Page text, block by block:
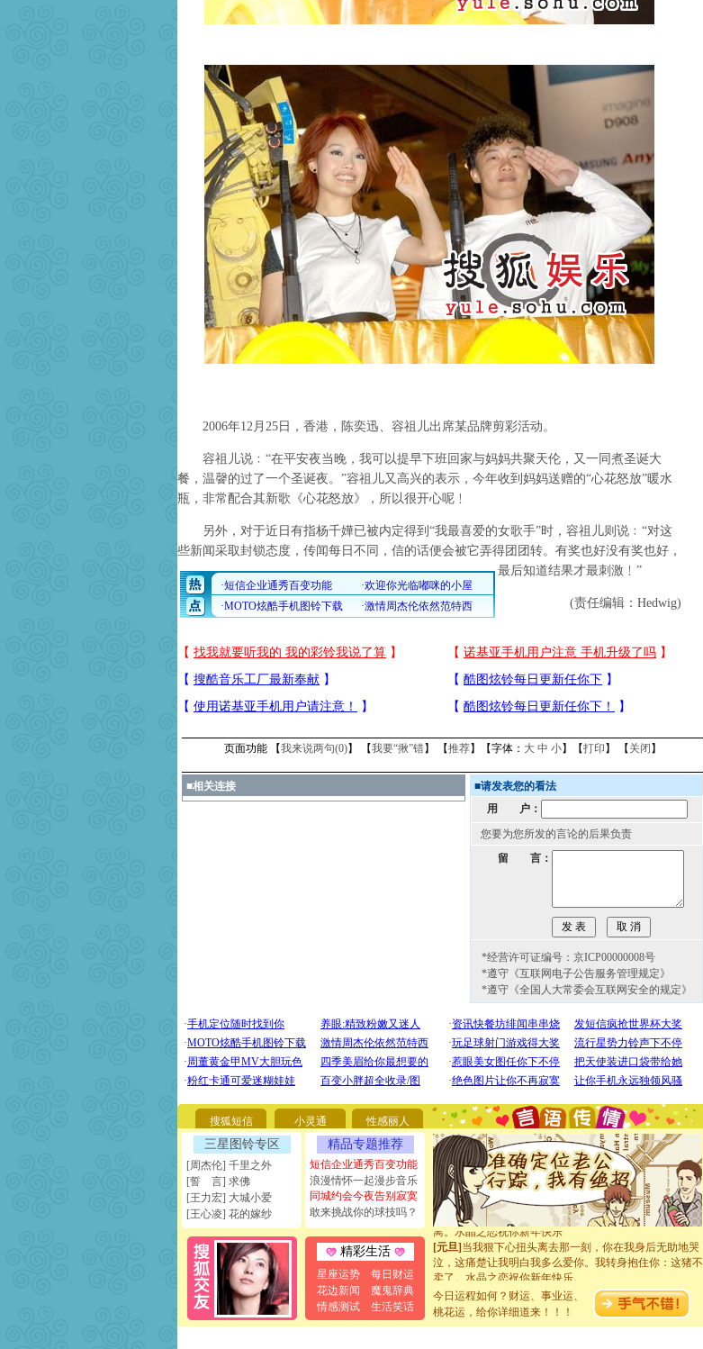
2006年12月25日，香港，陈奕迅、容祖儿出席某品牌剪彩活动。
容祖儿说﹕“在平安夜当晚，我可以提早下班回家与妈妈共聚天伦，又一同煮圣诞大
餐，温韾的过了一个圣诞夜。”容祖儿又高兴的表示，今年收到妈妈送赠的“心花怒放”暖水
瓶，非常配合其新歌《心花怒放》，所以很开心呢﹗
另外，对于近日有指杨千嬅已被内定得到“我最喜爱的女歌手”时，容祖儿则说﹕“对这
些新闻采取封锁态度，传闻每日不同，信的话便会被它弄得团团转。 有奖也好没有奖也好，
最后知道结果才最刺激﹗”
(责任编辑：Hedwig)
页面功能 【我来说两句(0)】 【我要“揪”错】 【推荐】【字体： 大 中 小】【打印 】 【 关闭 】
■相关连接 ■请发表您的看法
用 户：
您要为您所发的言论的后果负责
留 言：
*经营许可证编号：京ICP00000008号
*遵守《互联网电子公告服务管理规定》
*遵守《全国人大常委会互联网安全的规定》
搜狐短信 小灵通 性感丽人
三星图铃专区
[周杰伦] 千里之外
[誓 言] 求佛
[王力宏] 大城小爱
[王心凌] 花的嫁纱
精品专题推荐
短信企业通秀百变功能
浪漫情怀一起漫步音乐
同城约会今夜告别寂寞
敢来挑战你的球技吗？
精彩生活
星座运势
每日财运
花边新闻
魔鬼辞典
情感测试
生活笑话
[圣诞节]圣诞节到了，想想没什么送给你的，又不打算给
你太多，只有给你五千万：千万快乐！千万要健康！千万
要平安！千万要知足！千万不要忘记我！
[圣诞节]不只这样的日子才会想起你,而是这样的日子才
能正大光明地骚扰你,告诉你,圣诞要快乐!新年要快乐!天
[圣诞节] 奉上一颗祝福的心,在这个特别的日子里,愿幸福,
如意,快乐,鲜花,一切美好的祝愿与你同在.圣诞快乐!
[元旦]看到你我会触电；看不到你我要充电；没有你我会
断电。爱你是我职业，想你是我事业，抱你是我特长，吻
你是我专业！水晶之恋祝你新年快乐
[元旦]如果上天让我许三个愿望，一是今生今世和你在一
起；二是再生再世和你在一起；三是三生三世和你不再分
离。水晶之恋祝你新年快乐
[元旦]当我狠下心扭头离去那一刻，你在我身后无助地哭
泣，这痛楚让我明白我多么爱你。我转身抱住你：这猪不
卖了。水晶之恋祝你新年快乐。
[春节]
风柔雨润好月圆，半岛铁盒伴身边，每日尽显开心
颜！冬去春来似水如烟，劳碌人生需尽欢！听一曲轻歌，
道一声平安！新年吉祥万事如愿
[春节]传说薰衣草有四片叶子：第一片叶子是信仰，第二
今日运程如何？财运、事业运、
桃花运，给你详细道来！！！